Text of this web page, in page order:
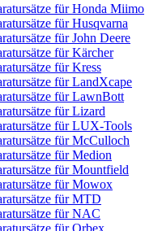
für Honda Miimo
für Husqvarna
für John Deere
für Kärcher
für Kress
für LandXcape
für LawnBott
für Lizard
für LUX-Tools
für McCulloch
für Medion
für Mountfield
für Mowox
für MTD
für NAC